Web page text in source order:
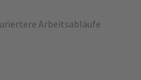
Arbeitsabläufe